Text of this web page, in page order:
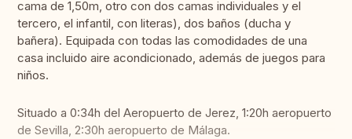
cama de 1,50m, otro con dos camas individuales y el
tercero, el infantil, con literas), dos baños (ducha y
bañera). Equipada con todas las comodidades de una
casa incluido aire acondicionado, además de juegos para
niños.
Situado a 0:34h del Aeropuerto de Jerez, 1:20h aeropuerto
de Sevilla, 2:30h aeropuerto de Málaga.